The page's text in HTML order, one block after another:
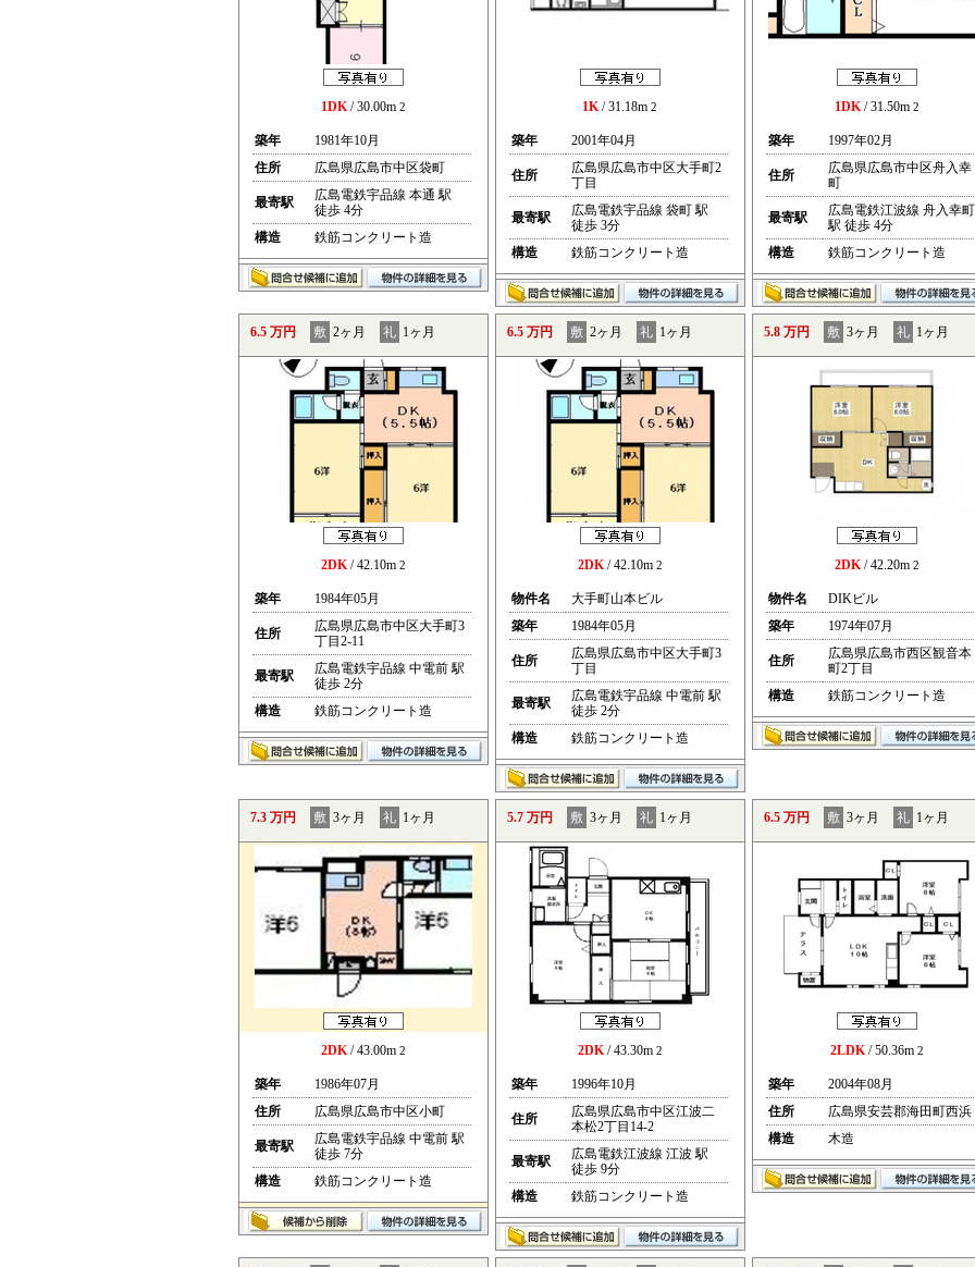
1DK/ 30.00m 2
築年
1981年10月
住所
広島県広島市中区袋町
最寄駅
広島電鉄宇品線 本通 駅
徒歩 4分
構造
鉄筋コンクリート造
1K/ 31.18m 2
築年 2001年04月
住所
広島県広島市中区大手町2
丁目
最寄駅
広島電鉄宇品線 袋町 駅
徒歩 3分
構造
鉄筋コンクリート造
1DK/ 31.50m 2
築年 1997年02月
住所
広島県広島市中区舟入幸
町
最寄駅
広島電鉄江波線 舟入幸町
駅 徒歩 4分
構造
鉄筋コンクリート造
6.5 万円 敷 2ヶ月 礼 1ヶ月
2DK/ 42.10m 2
築年 1984年05月
住所
広島県広島市中区大手町3
丁目2-11
最寄駅
広島電鉄宇品線 中電前 駅
徒歩 2分
構造
鉄筋コンクリート造
6.5 万円 敷 2ヶ月 礼 1ヶ月
2DK/ 42.10m 2
物件名
大手町山本ビル
築年
1984年05月
住所
広島県広島市中区大手町3
丁目
最寄駅
広島電鉄宇品線 中電前 駅
徒歩 2分
構造
鉄筋コンクリート造
5.8 万円 敷 3ヶ月 礼 1ヶ月
2DK/ 42.20m 2
物件名
DIKビル
築年
1974年07月
住所
広島県広島市西区観音本
町2丁目
構造
鉄筋コンクリート造
7.3 万円 敷 3ヶ月 礼 1ヶ月
2DK/ 43.00m 2
築年
1986年07月
住所
広島県広島市中区小町
最寄駅
広島電鉄宇品線 中電前 駅
徒歩 7分
構造
鉄筋コンクリート造
5.7 万円 敷 3ヶ月 礼 1ヶ月
2DK/ 43.30m 2
築年 1996年10月
住所
広島県広島市中区江波二
本松2丁目14-2
最寄駅
広島電鉄江波線 江波 駅
徒歩 9分
構造
鉄筋コンクリート造
6.5 万円 敷 3ヶ月 礼 1ヶ月
2LDK/ 50.36m 2
築年
2004年08月
住所
広島県安芸郡海田町西浜
構造
木造